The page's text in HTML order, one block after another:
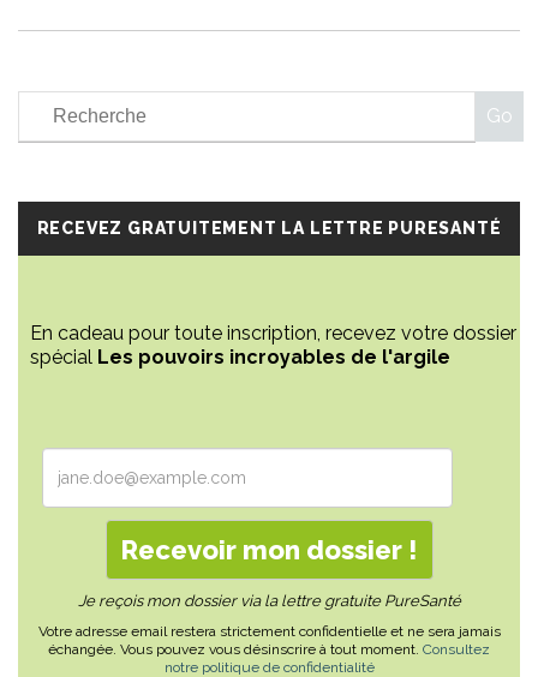
RECEVEZ GRATUITEMENT LA LETTRE PURESANTÉ
En cadeau pour toute inscription, recevez votre dossier
spécial Les pouvoirs incroyables de l'argile
Je reçois mon dossier via la lettre gratuite PureSanté
Votre adresse email restera strictement confidentielle et ne sera jamais
échangée. Vous pouvez vous désinscrire à tout moment. Consultez
notre politique de confidentialité